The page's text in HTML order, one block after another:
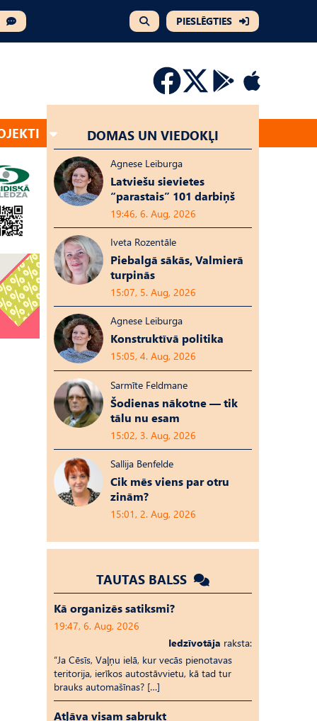
PIESLĒGTIES
DOMAS UN VIEDOKĻI
Agnese Leiburga
Latviešu sievietes
“parastais” 101 darbiņš
19:46, 6. Aug, 2026
Iveta Rozentāle
Piebalgā sākās, Valmierā
turpinās
15:07, 5. Aug, 2026
Agnese Leiburga
Konstruktīvā politika
15:05, 4. Aug, 2026
Sarmīte Feldmane
Šodienas nākotne — tik
tālu nu esam
15:02, 3. Aug, 2026
Sallija Benfelde
Cik mēs viens par otru
zinām?
15:01, 2. Aug, 2026
TAUTAS BALSS
Kā organizēs satiksmi?
19:47, 6. Aug, 2026
Iedzīvotāja raksta:
“Ja Cēsīs, Vaļņu ielā, kur vecās pienotavas
teritorija, ierīkos autostāvvietu, kā tad tur
brauks automašīnas? […]
Atļāva visam sabrukt